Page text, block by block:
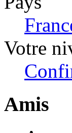
Votre
Amis